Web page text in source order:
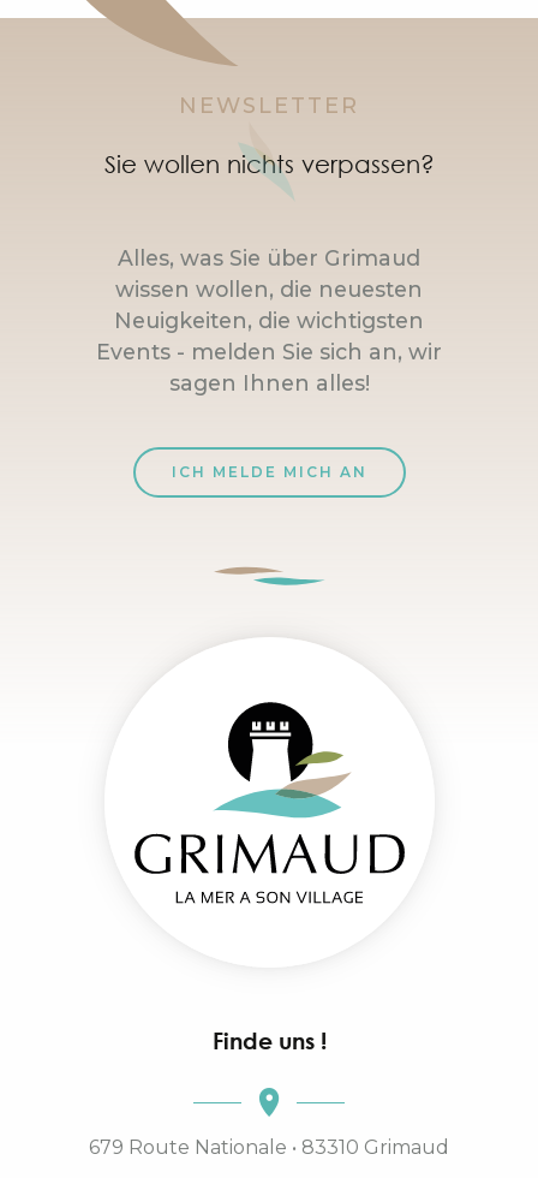
NEWSLETTER
Sie wollen nichts verpassen?
Alles, was Sie über Grimaud
wissen wollen, die neuesten
Neuigkeiten, die wichtigsten
Events - melden Sie sich an, wir
sagen Ihnen alles!
ICH MELDE MICH AN
Finde uns !
679 Route Nationale • 83310 Grimaud